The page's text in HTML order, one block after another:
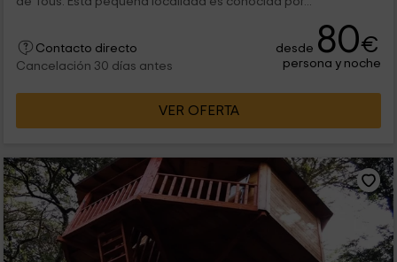
Contacto directo
Cancelación 30 días antes
desde 80€
persona y noche
VER OFERTA